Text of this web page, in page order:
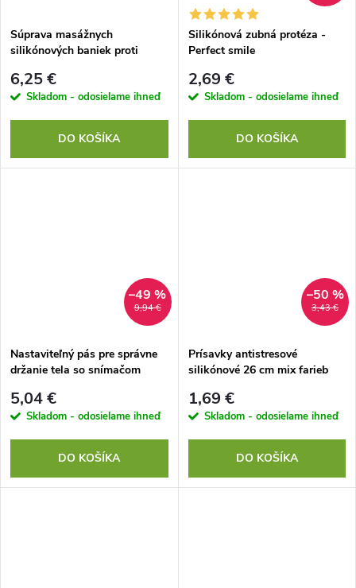
o
v
o
v
Súprava masážnych
silikónových baniek proti
6,25 €
Skladom - odosielame ihneď
DO KOŠÍKA
Silikónová zubná protéza -
Perfect smile
2,69 €
Skladom - odosielame ihneď
DO KOŠÍKA
9,94 €
–49 %
Nastaviteľný pás pre správne
držanie tela so snímačom
5,04 €
Skladom - odosielame ihneď
DO KOŠÍKA
3,43 €
–50 %
Prísavky antistresové
silikónové 26 cm mix farieb
1,69 €
Skladom - odosielame ihneď
DO KOŠÍKA